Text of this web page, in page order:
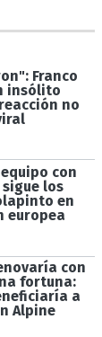
Franco
insólito
no
con
los
en
europea
con
fortuna:
a
Alpine